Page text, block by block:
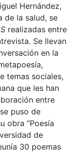
Hernández,
la salud, se
realizadas entre
Se llevan
en la
temas sociales,
que les han
entre
puso de
obra “Poesía
de
30 poemas